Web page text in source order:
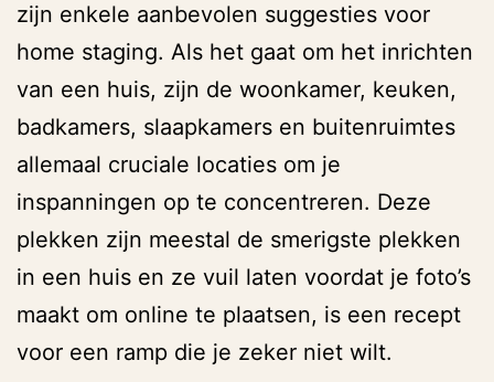
zijn enkele aanbevolen suggesties voor
home staging. Als het gaat om het inrichten
van een huis, zijn de woonkamer, keuken,
badkamers, slaapkamers en buitenruimtes
allemaal cruciale locaties om je
inspanningen op te concentreren. Deze
plekken zijn meestal de smerigste plekken
in een huis en ze vuil laten voordat je foto’s
maakt om online te plaatsen, is een recept
voor een ramp die je zeker niet wilt.